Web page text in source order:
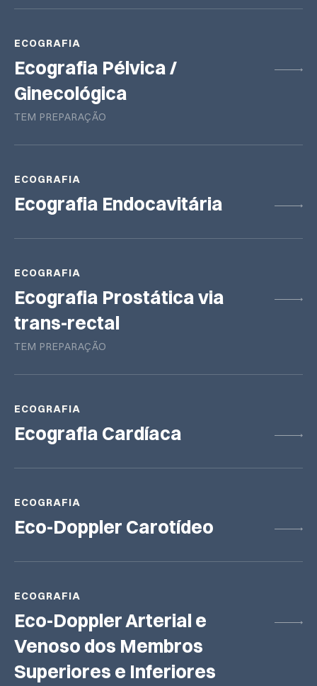
ECOGRAFIA
Ecografia Pélvica /
Ginecológica
TEM PREPARAÇÃO
ECOGRAFIA
Ecografia Endocavitária
ECOGRAFIA
Ecografia Prostática via
trans-rectal
TEM PREPARAÇÃO
ECOGRAFIA
Ecografia Cardíaca
ECOGRAFIA
Eco-Doppler Carotídeo
ECOGRAFIA
Eco-Doppler Arterial e
Venoso dos Membros
Superiores e Inferiores